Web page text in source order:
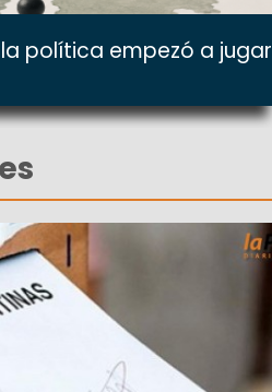
política empezó a jugar